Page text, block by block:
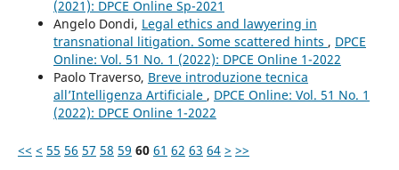
(2021): DPCE Online Sp-2021
Angelo Dondi, Legal ethics and lawyering in
transnational litigation. Some scattered hints , DPCE
Online: Vol. 51 No. 1 (2022): DPCE Online 1-2022
Paolo Traverso, Breve introduzione tecnica
all’Intelligenza Artificiale , DPCE Online: Vol. 51 No. 1
(2022): DPCE Online 1-2022
<< < 55 56 57 58 59 60 61 62 63 64 > >>